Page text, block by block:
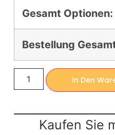
Gesamt Optionen:
Bestellung
In Den
Kaufen Sie